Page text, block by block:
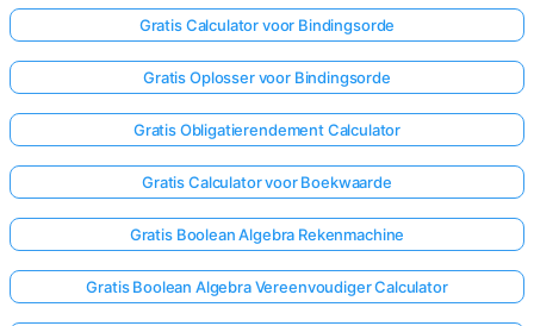
Gratis Calculator voor Bindingsorde
Gratis Oplosser voor Bindingsorde
Gratis Obligatierendement Calculator
Gratis Calculator voor Boekwaarde
Gratis Boolean Algebra Rekenmachine
Gratis Boolean Algebra Vereenvoudiger Calculator